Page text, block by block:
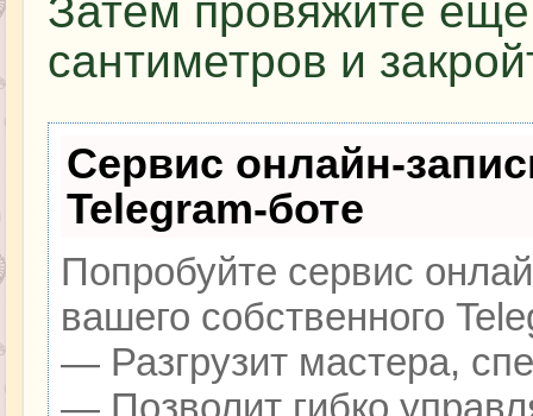
Затем провяжите
сантиметров и
Сервис онлайн-
Telegram-боте
Попробуйте сервис
вашего собственного
— Разгрузит мастера,
— Позволит гибко